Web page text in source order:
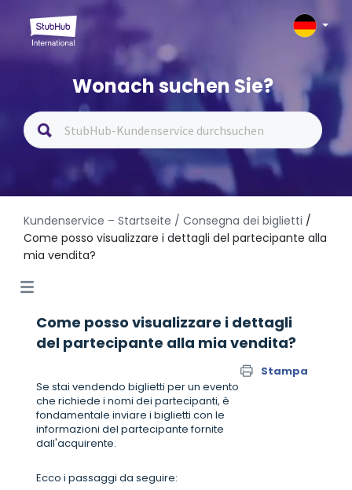
Wonach suchen Sie?
Kundenservice – Startseite / Consegna dei biglietti /
Come posso visualizzare i dettagli del partecipante alla
mia vendita?
Come posso visualizzare i dettagli
del partecipante alla mia vendita?
Stampa
Se stai vendendo biglietti per un evento
che richiede i nomi dei partecipanti, è
fondamentale inviare i biglietti con le
informazioni del partecipante fornite
dall'acquirente.
Ecco i passaggi da seguire: